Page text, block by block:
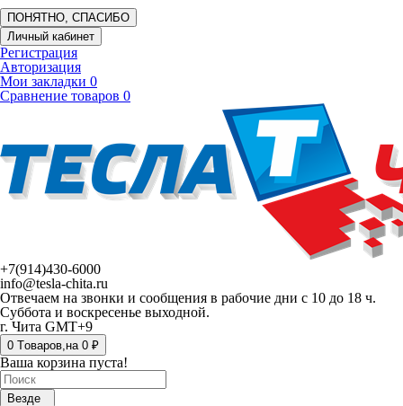
ПОНЯТНО, СПАСИБО
Личный кабинет
Регистрация
Авторизация
Мои закладки 0
Сравнение товаров 0
+7(914)430-6000
info@tesla-chita.ru
Отвечаем на звонки и сообщения в рабочие дни с 10 до 18 ч.
Суббота и воскресенье выходной.
г. Чита GMT+9
0 Tоваров,на 0 ₽
Ваша корзина пуста!
Везде